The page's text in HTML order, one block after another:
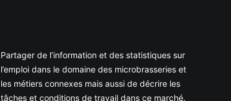
Partager de l’information et des statistiques sur
l’emploi dans le domaine des microbrasseries et
les métiers connexes mais aussi de décrire les
tâches et conditions de travail dans ce marché.